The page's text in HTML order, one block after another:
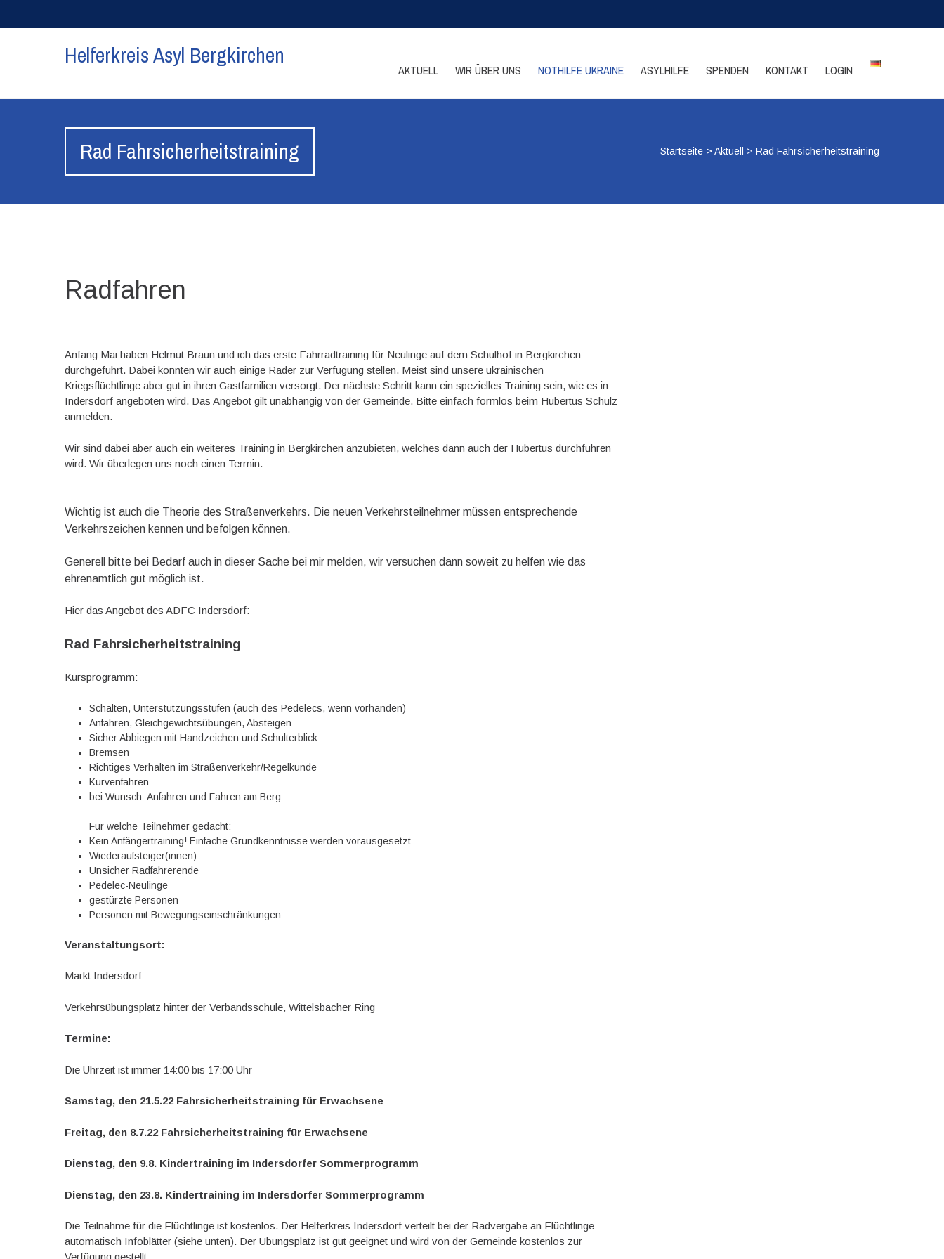
Helferkreis Asyl Bergkirchen
AKTUELL WIR ÜBER UNS NOTHILFE UKRAINE ASYLHILFE SPENDEN KONTAKT LOGIN
Rad Fahrsicherheitstraining Startseite >Aktuell >Rad Fahrsicherheitstraining
Radfahren
Anfang Mai haben Helmut Braun und ich das erste Fahrradtraining für Neulinge auf dem Schulhof in Bergkirchen
durchgeführt. Dabei konnten wir auch einige Räder zur Verfügung stellen. Meist sind unsere ukrainischen
Kriegsflüchtlinge aber gut in ihren Gastfamilien versorgt. Der nächste Schritt kann ein spezielles Training sein, wie es in
Indersdorf angeboten wird. Das Angebot gilt unabhängig von der Gemeinde. Bitte einfach formlos beim Hubertus Schulz
anmelden.
Wir sind dabei aber auch ein weiteres Training in Bergkirchen anzubieten, welches dann auch der Hubertus durchführen
wird. Wir überlegen uns noch einen Termin.
Wichtig ist auch die Theorie des Straßenverkehrs. Die neuen Verkehrsteilnehmer müssen entsprechende
Verkehrszeichen kennen und befolgen können.
Generell bitte bei Bedarf auch in dieser Sache bei mir melden, wir versuchen dann soweit zu helfen wie das
ehrenamtlich gut möglich ist.
Hier das Angebot des ADFC Indersdorf:
Rad Fahrsicherheitstraining
Kursprogramm:
Schalten, Unterstützungsstufen (auch des Pedelecs, wenn vorhanden)
Anfahren, Gleichgewichtsübungen, Absteigen
Sicher Abbiegen mit Handzeichen und Schulterblick
Bremsen
Richtiges Verhalten im Straßenverkehr/Regelkunde
Kurvenfahren
bei Wunsch: Anfahren und Fahren am Berg
Für welche Teilnehmer gedacht:
Kein Anfängertraining! Einfache Grundkenntnisse werden vorausgesetzt
Wiederaufsteiger(innen)
Unsicher Radfahrerende
Pedelec-Neulinge
gestürzte Personen
Personen mit Bewegungseinschränkungen
Veranstaltungsort:
Markt Indersdorf
Verkehrsübungsplatz hinter der Verbandsschule, Wittelsbacher Ring
Termine:
Die Uhrzeit ist immer 14:00 bis 17:00 Uhr
Samstag, den 21.5.22 Fahrsicherheitstraining für Erwachsene
Freitag, den 8.7.22 Fahrsicherheitstraining für Erwachsene
Dienstag, den 9.8. Kindertraining im Indersdorfer Sommerprogramm
Dienstag, den 23.8. Kindertraining im Indersdorfer Sommerprogramm
Die Teilnahme für die Flüchtlinge ist kostenlos. Der Helferkreis Indersdorf verteilt bei der Radvergabe an Flüchtlinge
automatisch Infoblätter (siehe unten). Der Übungsplatz ist gut geeignet und wird von der Gemeinde kostenlos zur
Verfügung gestellt.